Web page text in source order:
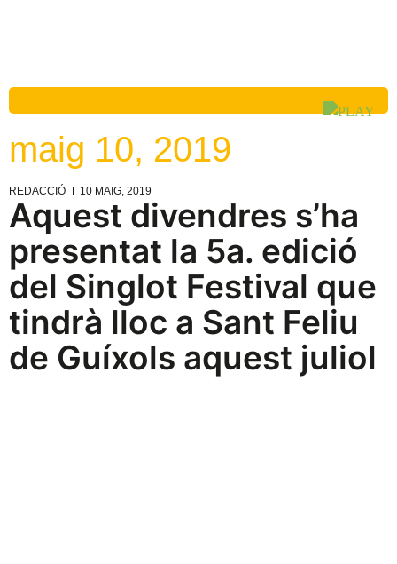
maig 10, 2019
REDACCIÓ 10 MAIG, 2019
Aquest divendres s’ha
presentat la 5a. edició
del Singlot Festival que
tindrà lloc a Sant Feliu
de Guíxols aquest juliol